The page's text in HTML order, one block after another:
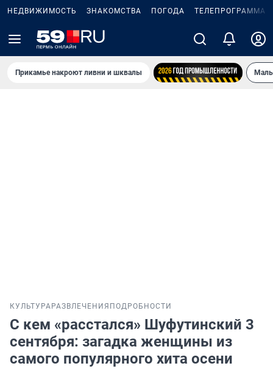
НЕДВИЖИМОСТЬ ЗНАКОМСТВА ПОГОДА ТЕЛЕПРОГРАММА
Прикамье накроют ливни и шквалы
КУЛЬТУРА РАЗВЛЕЧЕНИЯ ПОДРОБНОСТИ
С кем «расстался» Шуфутинский 3
сентября: загадка женщины из
самого популярного хита осени